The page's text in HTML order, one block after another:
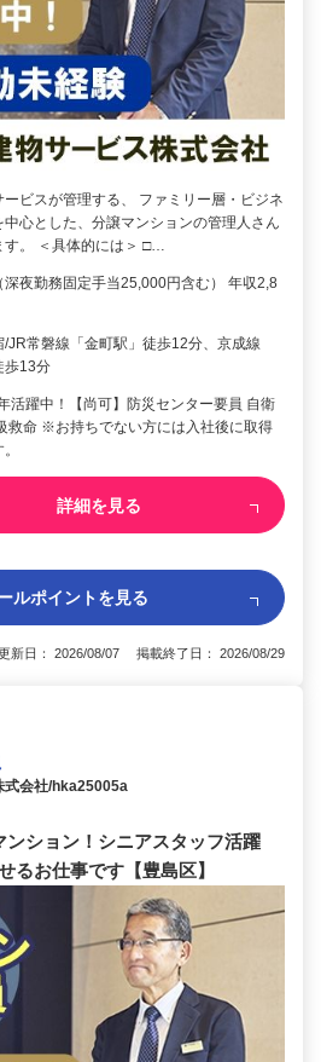
ビスが管理する、 ファミリー層・ビジネ
中心とした、分譲マンションの管理人さん
す。 ＜具体的には＞ □…
深夜勤務固定手当25,000円含む） 年収2,8
JR常磐線「金町駅」徒歩12分、京成線
歩13分
活躍中！【尚可】防災センター要員 自衛
救命 ※お持ちでない方には入社後に取得
詳細を見る
ルポイントを見る
新日： 2026/08/07 掲載終了日： 2026/08/29
会社/hka25005a
ション！シニアスタッフ活躍
るお仕事です【豊島区】